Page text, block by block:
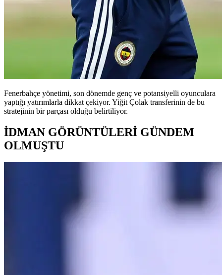
Fenerbahçe yönetimi, son dönemde genç ve potansiyelli oyunculara
yaptığı yatırımlarla dikkat çekiyor. Yiğit Çolak transferinin de bu
stratejinin bir parçası olduğu belirtiliyor.
İDMAN GÖRÜNTÜLERİ GÜNDEM
OLMUŞTU